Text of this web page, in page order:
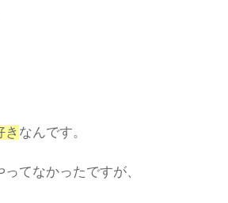
き なんです。
てなかったですが、